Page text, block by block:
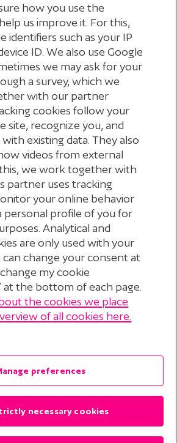
NAAR MIJN
2026
Pensioenfonds voor
Disclaimer
Privacyverklaring
Cookieverklaring
Preferences
how you use the
us improve it. For this,
identifiers such as your IP
ID. We also use Google
we may ask for your
a survey, which we
with our partner
cookies follow your
site, recognize you, and
existing data. They also
videos from external
we work together with
partner uses tracking
your online behavior
personal profile of you for
Analytical and
are only used with your
can change your consent at
my cookie
at the bottom of each page.
the cookies we place
of all cookies here.
preferences
necessary cookies